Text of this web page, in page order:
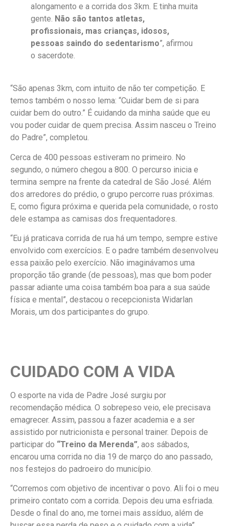
alongamento e a corrida dos 3km. E tinha muita
gente. Não são tantos atletas,
profissionais, mas crianças, idosos,
pessoas saindo do sedentarismo”, afirmou
o sacerdote.
“São apenas 3km, com intuito de não ter competição. E
temos também o nosso lema: “Cuidar bem de si para
cuidar bem do outro.” É cuidando da minha saúde que eu
vou poder cuidar de quem precisa. Assim nasceu o Treino
do Padre”, completou.
Cerca de 400 pessoas estiveram no primeiro. No
segundo, o número chegou a 800. O percurso inicia e
termina sempre na frente da catedral de São José. Além
dos arredores do prédio, o grupo percorre ruas próximas.
E, como figura próxima e querida pela comunidade, o rosto
dele estampa as camisas dos frequentadores.
“Eu já praticava corrida de rua há um tempo, sempre estive
envolvido com exercícios. E o padre também desenvolveu
essa paixão pelo exercício. Não imaginávamos uma
proporção tão grande (de pessoas), mas que bom poder
passar adiante uma coisa também boa para a sua saúde
física e mental”, destacou o recepcionista Widarlan
Morais, um dos participantes do grupo.
CUIDADO COM A VIDA
O esporte na vida de Padre José surgiu por
recomendação médica. O sobrepeso veio, ele precisava
emagrecer. Assim, passou a fazer academia e a ser
assistido por nutricionista e personal trainer. Depois de
participar do “Treino da Merenda”, aos sábados,
encarou uma corrida no dia 19 de março do ano passado,
nos festejos do padroeiro do município.
“Corremos com objetivo de incentivar o povo. Ali foi o meu
primeiro contato com a corrida. Depois deu uma esfriada.
Desde o final do ano, me tornei mais assíduo, além de